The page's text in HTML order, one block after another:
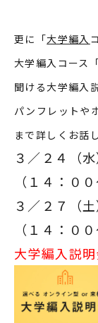
更に「大学編入
大学編入コース
聞ける大学編入
パンフレットや
まで詳しくお話
３／２４（
（１４：０
３／２７（
（１４：０
大学編入説